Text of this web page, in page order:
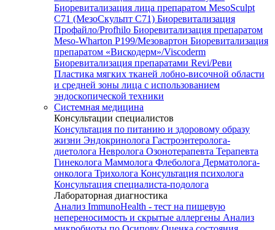
Биоревитализация лица препаратом MesoSculpt
C71 (МезоСкульпт С71) Биоревитализация
Профайло/Profhilo Биоревитализация препаратом
Meso-Wharton P199/Мезовартон Биоревитализация
препаратом «Вискодерм»/Viscoderm
Биоревитализация препаратами Revi/Реви
Пластика мягких тканей лобно-височной области
и средней зоны лица с использованием
эндоскопической техники
Системная медицина
Консультации специалистов
Консультация по питанию и здоровому образу
жизни Эндокринолога Гастроэнтеролога-
диетолога Невролога Озонотерапевта Терапевта
Гинеколога Маммолога Флеболога Дерматолога-
онколога Трихолога Консультация психолога
Консультация специалиста-подолога
Лабораторная диагностика
Анализ ImmunoHealth - тест на пищевую
непереносимость и скрытые аллергены Анализ